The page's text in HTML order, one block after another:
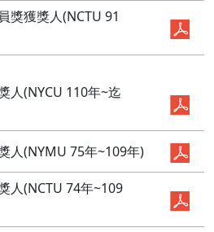
獎獲獎人(NCTU 91
人(NYCU 110年~迄
人(NYMU 75年~109年)
人(NCTU 74年~109